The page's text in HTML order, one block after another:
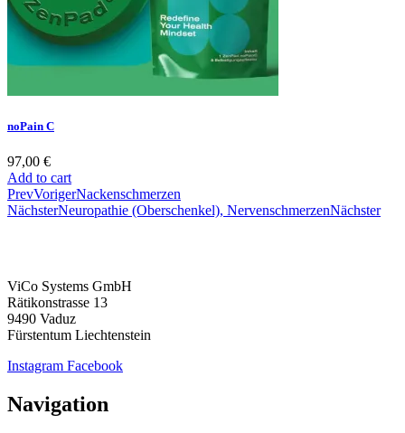
noPain C
97,00 €
Add to cart
PrevVorigerNackenschmerzen
NächsterNeuropathie (Oberschenkel), NervenschmerzenNächster
ViCo Systems GmbH
Rätikonstrasse 13
9490 Vaduz
Fürstentum Liechtenstein
Instagram Facebook
Navigation